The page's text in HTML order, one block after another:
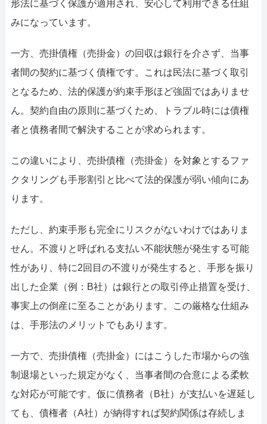
形法に基づく保護が適用され、安心して利用できる仕組
みになっています。
一方、売掛債権（売掛金）の回収は銀行を介さず、当事
者間の契約に基づく債権です。これは民法に基づく取引
となるため、法的保護が約束手形ほど強固ではありませ
ん。契約自由の原則に基づくため、トラブル時には債権
者と債務者間で解決することが求められます。
この違いにより、売掛債権（売掛金）を対象とするファ
クタリングも手形割引と比べて法的保護が弱い傾向にあ
ります。
ただし、約束手形も完全にリスクがないわけではありま
せん。不渡りと呼ばれる支払い不能状態が発生する可能
性があり、特に2回目の不渡りが発生すると、手形を振り
出した企業（例：B社）は銀行との取引停止措置を受け、
事実上の倒産に至ることがあります。この厳格な仕組み
は、手形法のメリットでもあります。
一方で、売掛債権（売掛金）にはこうした市場からの強
制退場といった規定がなく、当事者間の合意による柔軟
な対応が可能です。仮に債務者（B社）が支払いを遅延し
ても、債権者（A社）が納得すれば契約関係は存続しま